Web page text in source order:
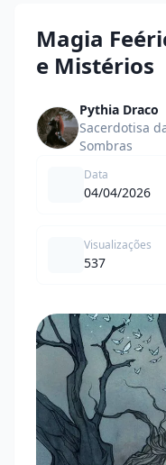
Magia
e Mistérios
Pythia Draco
Sacerdotisa
Sombras
Data
04/04/2026
Visualizações
537